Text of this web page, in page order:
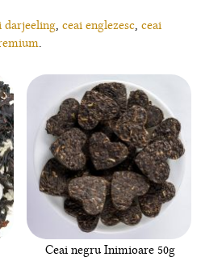
darjeeling, ceai englezesc, ceai
.
Ceai negru Inimioare 50g